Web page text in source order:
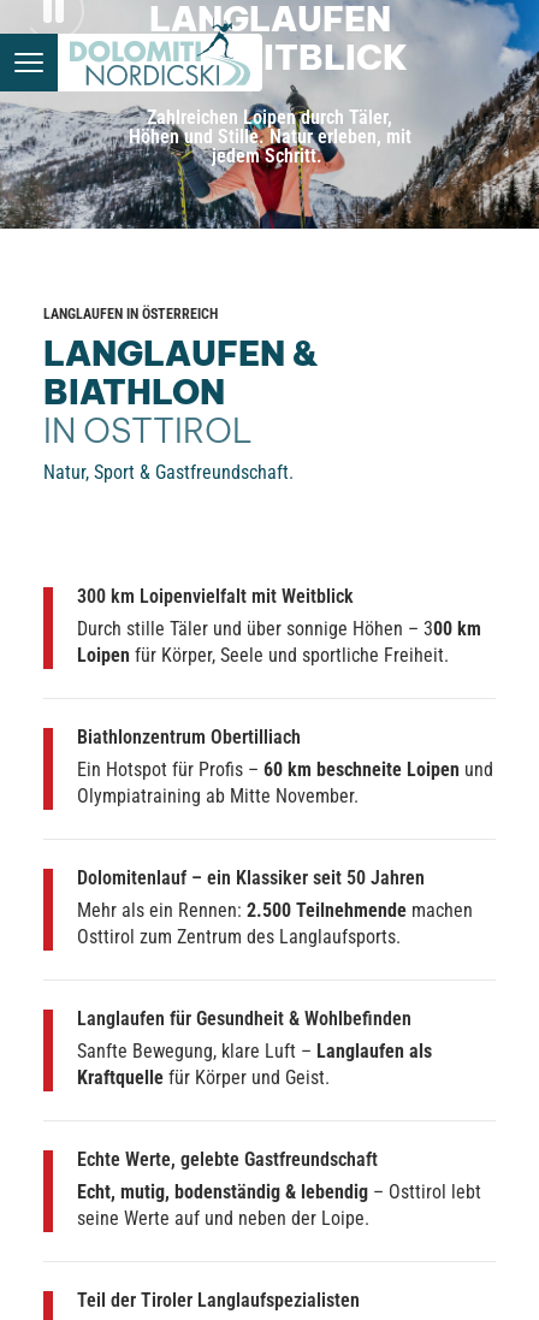
LANGLAUFEN
MIT WEITBLICK
Zahlreichen Loipen durch Täler,
Höhen und Stille. Natur erleben, mit
jedem Schritt.
LANGLAUFEN IN ÖSTERREICH
LANGLAUFEN &
BIATHLON
IN OSTTIROL
Natur, Sport & Gastfreundschaft.
300 km Loipenvielfalt mit Weitblick
Durch stille Täler und über sonnige Höhen – 300 km
Loipen für Körper, Seele und sportliche Freiheit.
Biathlonzentrum Obertilliach
Ein Hotspot für Profis – 60 km beschneite Loipen und
Olympiatraining ab Mitte November.
Dolomitenlauf – ein Klassiker seit 50 Jahren
Mehr als ein Rennen: 2.500 Teilnehmende machen
Osttirol zum Zentrum des Langlaufsports.
Langlaufen für Gesundheit & Wohlbefinden
Sanfte Bewegung, klare Luft – Langlaufen als
Kraftquelle für Körper und Geist.
Echte Werte, gelebte Gastfreundschaft
Echt, mutig, bodenständig & lebendig – Osttirol lebt
seine Werte auf und neben der Loipe.
Teil der Tiroler Langlaufspezialisten